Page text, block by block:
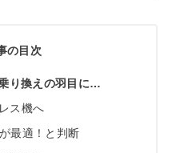
の目次
り換えの羽目に…
ス機へ
最適！と判断